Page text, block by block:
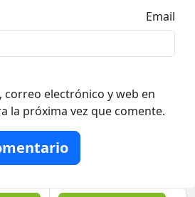
Email
correo electrónico y web en
la próxima vez que comente.